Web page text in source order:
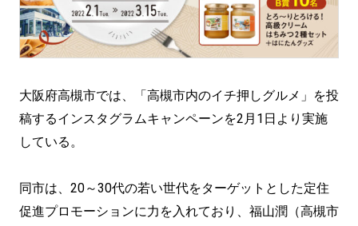
大阪府高槻市では、「高槻市内のイチ押しグルメ」を投
稿するインスタグラムキャンペーンを2月1日より実施
している。
同市は、20～30代の若い世代をターゲットとした定住
促進プロモーションに力を入れており、福山潤（高槻市